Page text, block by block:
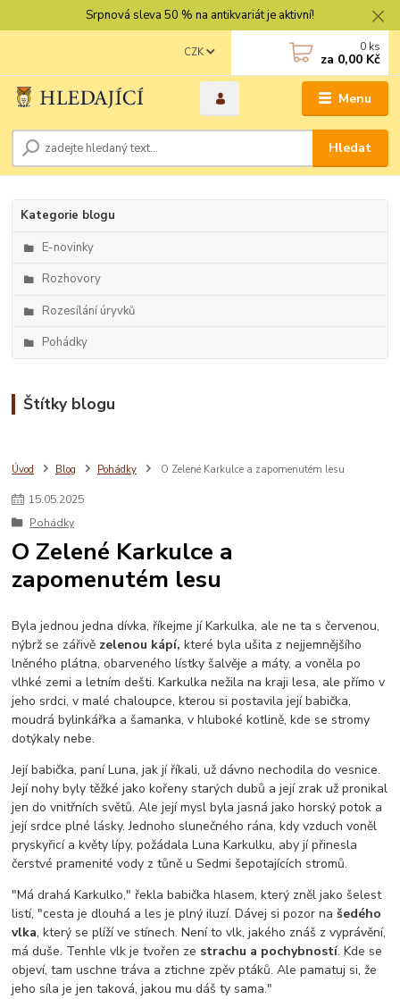
Srpnová sleva 50 % na antikvariát je aktivní!
Menu
CZK
Hledat
0 ks
za 0,00 Kč
Kategorie blogu
E-novinky
Rozhovory
Rozesílání úryvků
Pohádky
Štítky blogu
Úvod Blog Pohádky O Zelené Karkulce a zapomenutém lesu
15.05.2025
Pohádky
O Zelené Karkulce a
zapomenutém lesu
Byla jednou jedna dívka, říkejme jí Karkulka, ale ne ta s červenou,
nýbrž se zářivě zelenou kápí, které byla ušita z nejjemnějšího
lněného plátna, obarveného lístky šalvěje a máty, a voněla po
vlhké zemi a letním dešti. Karkulka nežila na kraji lesa, ale přímo v
jeho srdci, v malé chaloupce, kterou si postavila její babička,
moudrá bylinkářka a šamanka, v hluboké kotlině, kde se stromy
dotýkaly nebe.
Její babička, paní Luna, jak jí říkali, už dávno nechodila do vesnice.
Její nohy byly těžké jako kořeny starých dubů a její zrak už pronikal
jen do vnitřních světů. Ale její mysl byla jasná jako horský potok a
její srdce plné lásky. Jednoho slunečného rána, kdy vzduch voněl
pryskyřicí a květy lípy, požádala Luna Karkulku, aby jí přinesla
čerstvé pramenité vody z tůně u Sedmi šepotajících stromů.
"Má drahá Karkulko," řekla babička hlasem, který zněl jako šelest
listí, "cesta je dlouhá a les je plný iluzí. Dávej si pozor našedého
vlka, který se plíží ve stínech. Není to vlk, jakého znáš z vyprávění,
má duše. Tenhle vlk je tvořen ze strachu a pochybností. Kde se
objeví, tam uschne tráva a ztichne zpěv ptáků. Ale pamatuj si, že
jeho síla je jen taková, jakou mu dáš ty sama."